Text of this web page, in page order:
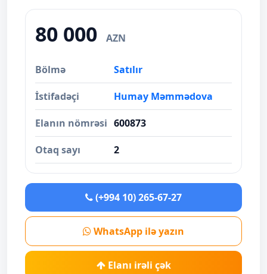
80 000 AZN
Bölmə Satılır
İstifadəçi Humay Məmmədova
Elanın nömrəsi 600873
Otaq sayı 2
(+994 10) 265-67-27
WhatsApp ilə yazın
Elanı irəli çək